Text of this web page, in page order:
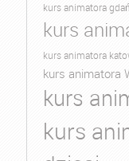
kurs animatora
kurs
kurs animatora
kurs animatora
kurs
kurs